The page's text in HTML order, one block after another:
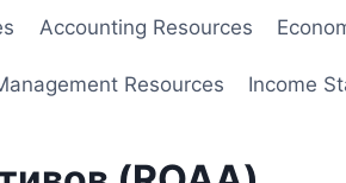
Accounting Resources
Resources Income